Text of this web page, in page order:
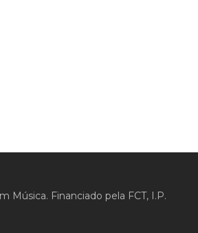
Música. Financiado pela FCT, I.P.